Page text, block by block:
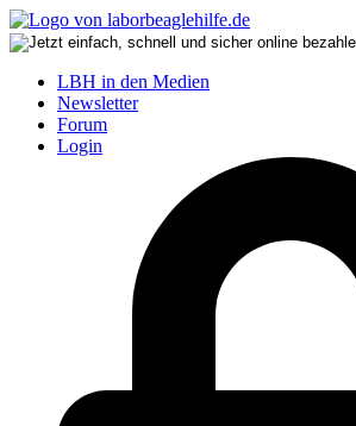
LBH in den Medien
Newsletter
Forum
Login